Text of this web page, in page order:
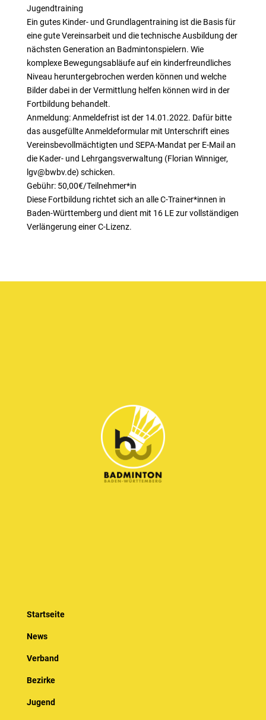
Jugendtraining
Ein gutes Kinder- und Grundlagentraining ist die Basis für
eine gute Vereinsarbeit und die technische Ausbildung der
nächsten Generation an Badmintonspielern. Wie
komplexe Bewegungsabläufe auf ein kinderfreundliches
Niveau heruntergebrochen werden können und welche
Bilder dabei in der Vermittlung helfen können wird in der
Fortbildung behandelt.
Anmeldung: Anmeldefrist ist der 14.01.2022. Dafür bitte
das ausgefüllte Anmeldeformular mit Unterschrift eines
Vereinsbevollmächtigten und SEPA-Mandat per E-Mail an
die Kader- und Lehrgangsverwaltung (Florian Winniger,
lgv@bwbv.de) schicken.
Gebühr: 50,00€/Teilnehmer*in
Diese Fortbildung richtet sich an alle C-Trainer*innen in
Baden-Württemberg und dient mit 16 LE zur vollständigen
Verlängerung einer C-Lizenz.
Startseite
News
Verband
Bezirke
Jugend